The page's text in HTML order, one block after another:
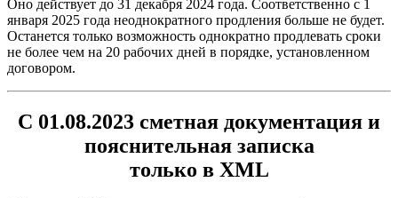
Оно действует до 31 декабря 2024 года. Соответственно с 1
января 2025 года неоднократного продления больше не будет.
Останется только возможность однократно продлевать сроки
не более чем на 20 рабочих дней в порядке, установленном
договором.
C 01.08.2023 сметная документация и
пояснительная записка
только в XML